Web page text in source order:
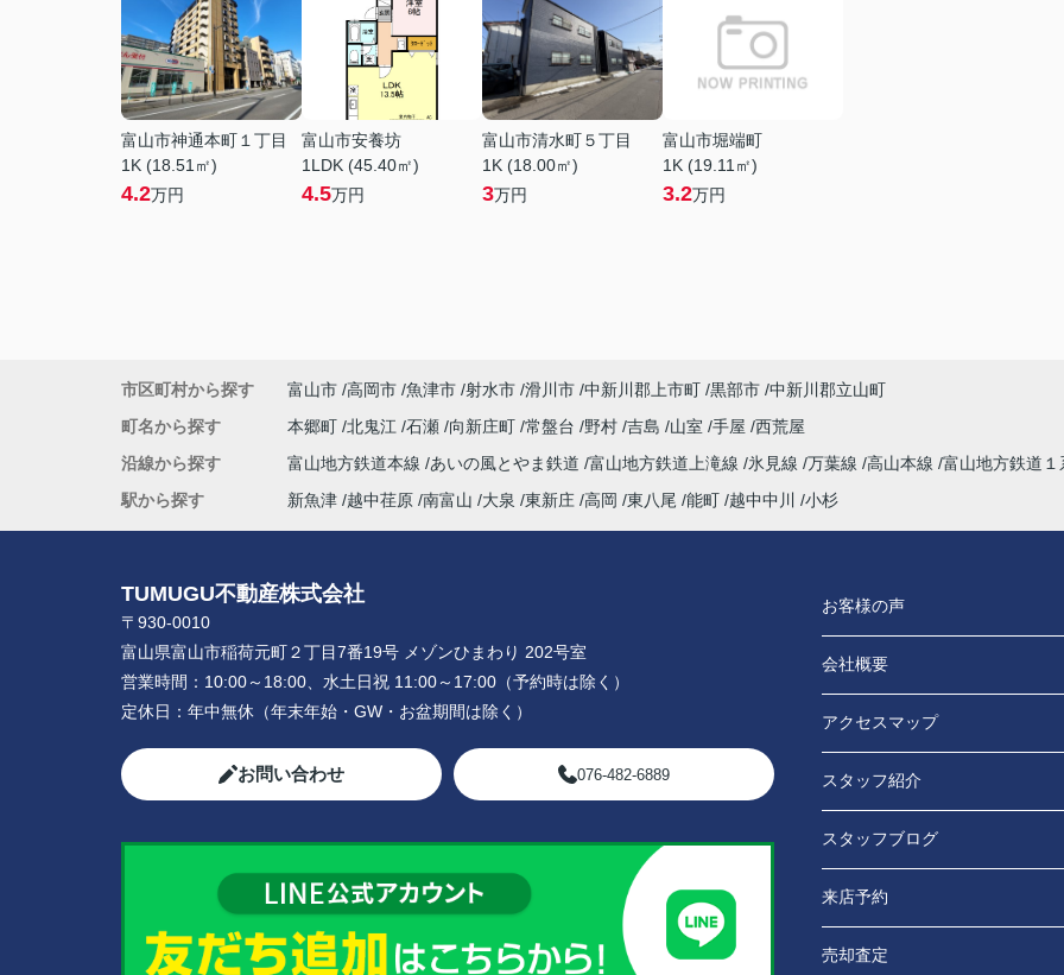
富山市神通本町１丁目
1K (18.51㎡)
4.2万円
富山市安養坊
1LDK (45.40㎡)
4.5万円
富山市清水町５丁目
1K (18.00㎡)
3万円
富山市堀端町
1K (19.11㎡)
3.2万円
市区町村から探す 富山市 高岡市 魚津市 射水市 滑川市 中新川郡上市町 黒部市 中新川郡立山町
町名から探す
本郷町 北鬼江 石瀬 向新庄町 常盤台 野村 吉島 山室 手屋 西荒屋
沿線から探す
富山地方鉄道本線 あいの風とやま鉄道 富山地方鉄道上滝線 氷見線 万葉線 高山本線 富山地方鉄道１
駅から探す
新魚津 越中荏原 南富山 大泉 東新庄 高岡 東八尾 能町 越中中川 小杉
TUMUGU不動産株式会社
〒930-0010
富山県富山市稲荷元町２丁目7番19号 メゾンひまわり 202号室
営業時間： 10:00～18:00、水土日祝 11:00～17:00（予約時は除く）
定休日： 年中無休（年末年始・GW・お盆期間は除く）
お問い合わせ 076-482-6889
お客様の声
会社概要
アクセスマップ
スタッフ紹介
スタッフブログ
来店予約
売却査定